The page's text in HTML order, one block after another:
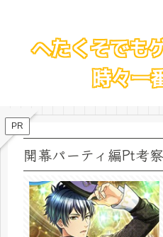
PR
開幕パーティ編Pt考